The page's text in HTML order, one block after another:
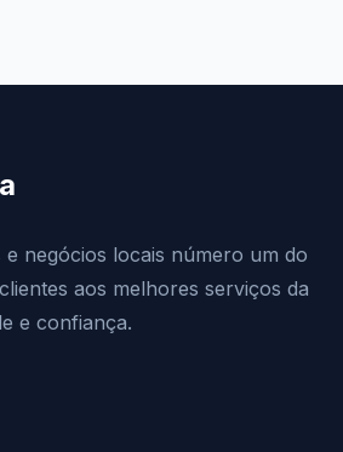
e negócios locais número um do
aos melhores serviços da
e confiança.